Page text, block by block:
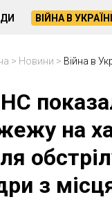
ВІЙНА В УКРАЇНІ
> Новини > Війна в
на
з